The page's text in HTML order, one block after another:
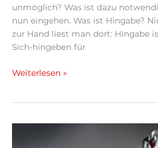
unmöglich? Was ist dazu
nun eingehen. Was ist Hingabe?
zur Hand liest man dort: Hingabe
Sich-hingeben für
Weiterlesen »